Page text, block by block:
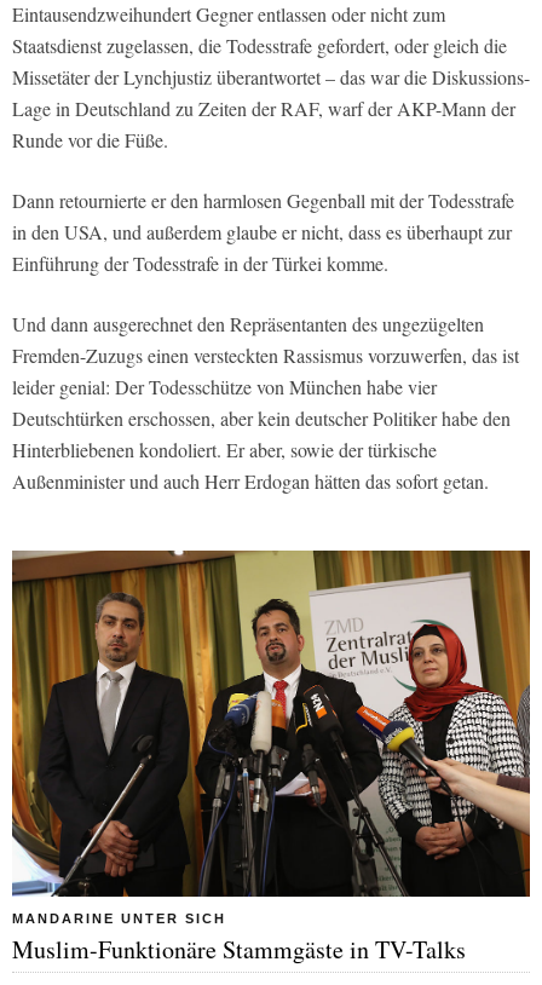
Eintausendzweihundert Gegner entlassen oder nicht zum
Staatsdienst zugelassen, die Todesstrafe gefordert, oder gleich die
Missetäter der Lynchjustiz überantwortet – das war die Diskussions-
Lage in Deutschland zu Zeiten der RAF, warf der AKP-Mann der
Runde vor die Füße.
Dann retournierte er den harmlosen Gegenball mit der Todesstrafe
in den USA, und außerdem glaube er nicht, dass es überhaupt zur
Einführung der Todesstrafe in der Türkei komme.
Und dann ausgerechnet den Repräsentanten des ungezügelten
Fremden-Zuzugs einen versteckten Rassismus vorzuwerfen, das ist
leider genial: Der Todesschütze von München habe vier
Deutschtürken erschossen, aber kein deutscher Politiker habe den
Hinterbliebenen kondoliert. Er aber, sowie der türkische
Außenminister und auch Herr Erdogan hätten das sofort getan.
MANDARINE UNTER SICH
Muslim-Funktionäre Stammgäste in TV-Talks